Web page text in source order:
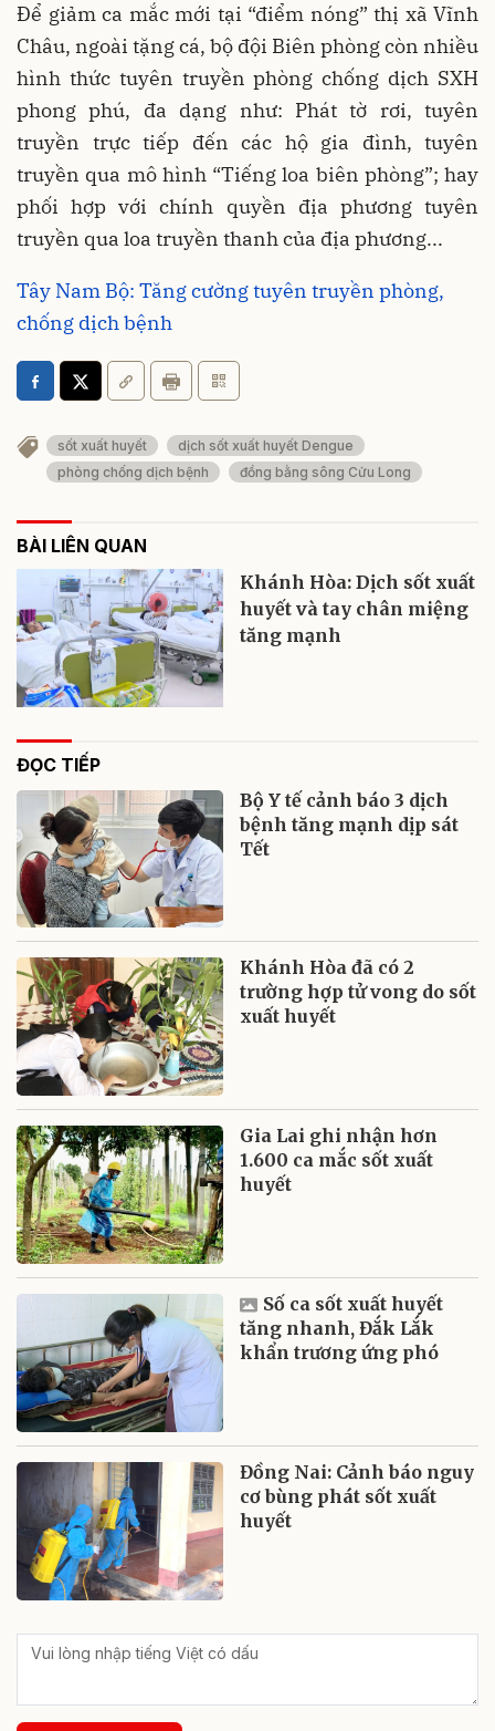
Để giảm ca mắc mới tại “điểm nóng” thị xã Vĩnh
Châu, ngoài tặng cá, bộ đội Biên phòng còn nhiều
hình thức tuyên truyền phòng chống dịch SXH
phong phú, đa dạng như: Phát tờ rơi, tuyên
truyền trực tiếp đến các hộ gia đình, tuyên
truyền qua mô hình “Tiếng loa biên phòng”; hay
phối hợp với chính quyền địa phương tuyên
truyền qua loa truyền thanh của địa phương...
Tây Nam Bộ: Tăng cường tuyên truyền phòng,
chống dịch bệnh
sốt xuất huyết
dịch sốt xuất huyết Dengue
phòng chống dịch bệnh
đồng bằng sông Cửu Long
BÀI LIÊN QUAN
Khánh Hòa: Dịch sốt xuất
huyết và tay chân miệng
tăng mạnh
ĐỌC TIẾP
Bộ Y tế cảnh báo 3 dịch
bệnh tăng mạnh dịp sát
Tết
Khánh Hòa đã có 2
trường hợp tử vong do sốt
xuất huyết
Gia Lai ghi nhận hơn
1.600 ca mắc sốt xuất
huyết
Số ca sốt xuất huyết
tăng nhanh, Đắk Lắk
khẩn trương ứng phó
Đồng Nai: Cảnh báo nguy
cơ bùng phát sốt xuất
huyết